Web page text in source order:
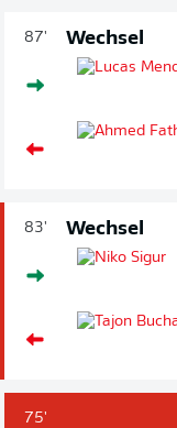
87' Wechsel
83' Wechsel
75'